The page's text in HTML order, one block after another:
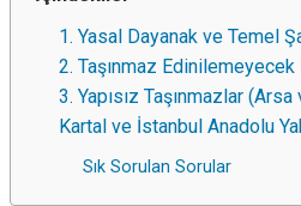
1. Yasal Dayanak ve Temel
2. Taşınmaz Edinilemeyecek
3. Yapısız Taşınmazlar
Kartal ve İstanbul Anadolu
Sık Sorulan Sorular